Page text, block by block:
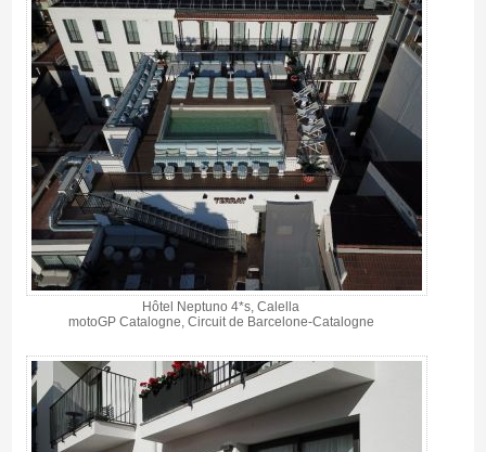
Hôtel Neptuno 4*s, Calella
motoGP Catalogne, Circuit de Barcelone-Catalogne